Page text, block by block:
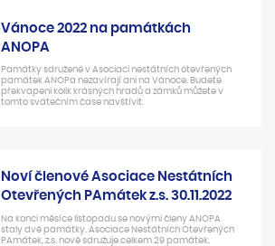
Vánoce 2022 na památkách
ANOPA
Památky sdružené v Asociaci nestátních otevřených
památek ANOPa nezavírají ani na Vánoce. Budete
překvapeni kolik krásných hradů a zámků můžete v
tomto svátečním čase navštívit.
Noví členové Asociace Nestátních
Otevřených PAmátek z.s. 30.11.2022
Na konci měsíce listopadu se novými členy ANOPA
staly dvě památky. Asociace Nestátních Otevřených
PAmátek, z.s. nově sdružuje celkem 29 památek.